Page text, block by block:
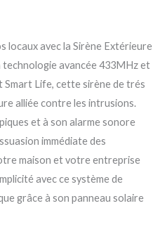
locaux avec la Sirène Extérieure
technologie avancée 433MHz et
Smart Life, cette sirène de trés
alliée contre les intrusions.
et à son alarme sonore
immédiate des
maison et votre entreprise
avec ce système de
grâce à son panneau solaire